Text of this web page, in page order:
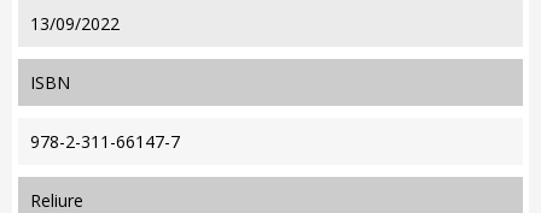
13/09/2022
ISBN
978-2-311-66147-7
reliure